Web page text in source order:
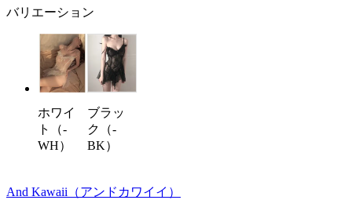
バリエーション
ホワイ
ト（-
WH）
ブラッ
ク（-
BK）
And Kawaii （アンドカワイイ）